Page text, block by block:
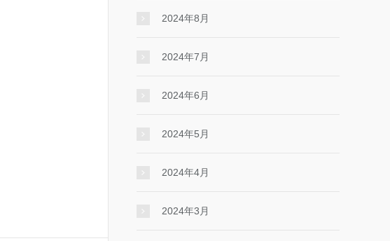
2024年8月
2024年7月
2024年6月
2024年5月
2024年4月
2024年3月